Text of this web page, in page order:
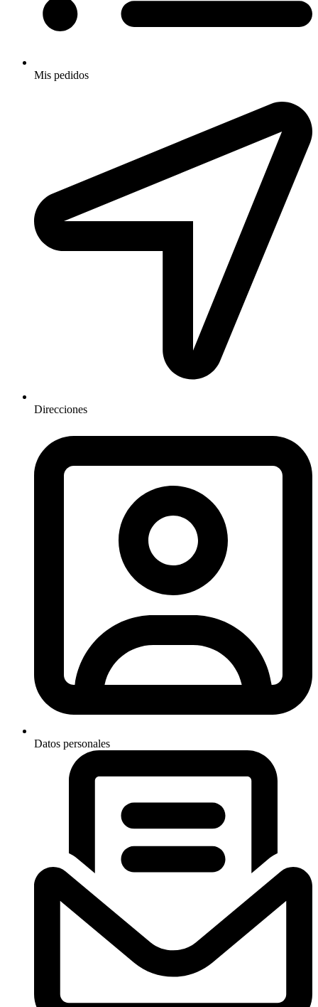
Mis pedidos
Direcciones
Datos personales